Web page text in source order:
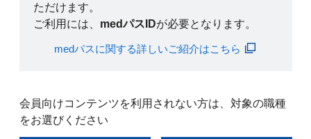
ただけます。
ご利用には、 medパスIDが必要となります。
medパスに関する詳しいご紹介はこちら
会員向けコンテンツを利用されない方は、対象の職種
をお選びください